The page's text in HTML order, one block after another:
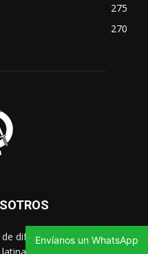
275
270
difusión gratuito para
Envíanos un WhatsApp